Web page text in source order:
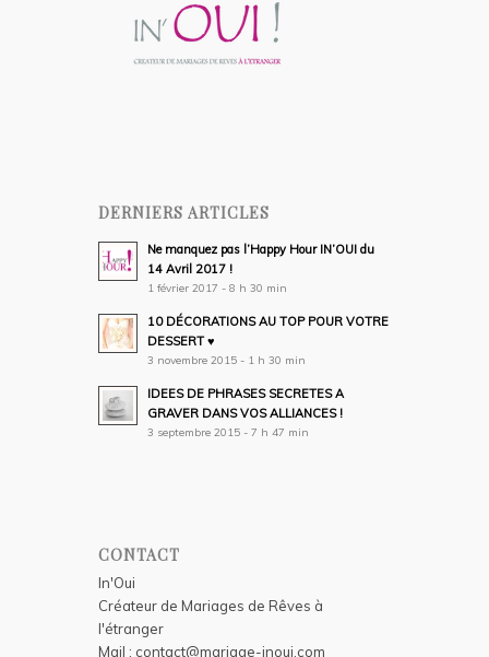
DERNIERS ARTICLES
Ne manquez pas l’Happy Hour IN’OUI du
14 Avril 2017 !
1 février 2017 - 8 h 30 min
10 DÉCORATIONS AU TOP POUR VOTRE
DESSERT ♥
3 novembre 2015 - 1 h 30 min
IDEES DE PHRASES SECRETES A
GRAVER DANS VOS ALLIANCES !
3 septembre 2015 - 7 h 47 min
CONTACT
In'Oui
Créateur de Mariages de Rêves à
l'étranger
Mail : contact@mariage-inoui.com